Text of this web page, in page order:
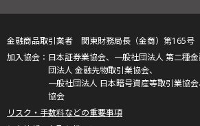
金融商品取引業者 関東財務局長（金商）第165号
日本証券業協会、一般社団法人 第二種
団法人 金融先物取引業協会、
一般社団法人 日本暗号資産等取引業協
協会
リスク・手数料などの重要事項